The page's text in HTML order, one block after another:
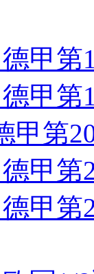
甲
甲
甲第
甲
甲